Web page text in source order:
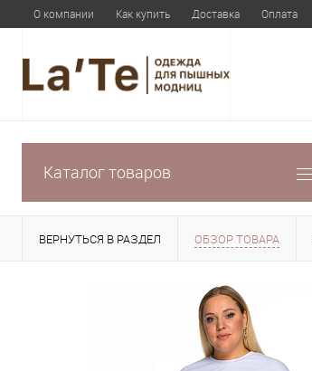
О компании Как купить Доставка Оплата
Каталог товаров
ВЕРНУТЬСЯ В РАЗДЕЛ ОБЗОР ТОВАРА